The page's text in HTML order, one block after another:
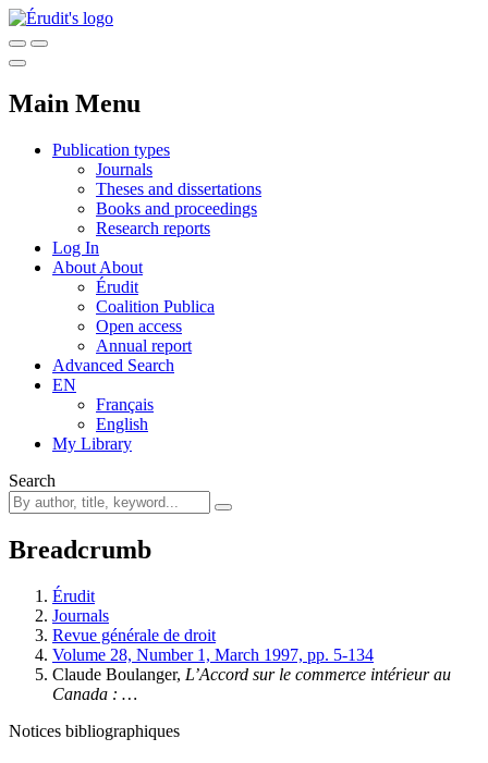
Main Menu
Publication types
Journals
Theses and dissertations
Books and proceedings
Research reports
Log In
About About
Érudit
Coalition Publica
Open access
Annual report
Advanced Search
EN
Français
English
My Library
Search
Breadcrumb
Érudit
Journals
Revue générale de droit
Volume 28, Number 1, March 1997, pp. 5-134
Claude Boulanger, L’Accord sur le commerce intérieur au
Canada : …
Notices bibliographiques